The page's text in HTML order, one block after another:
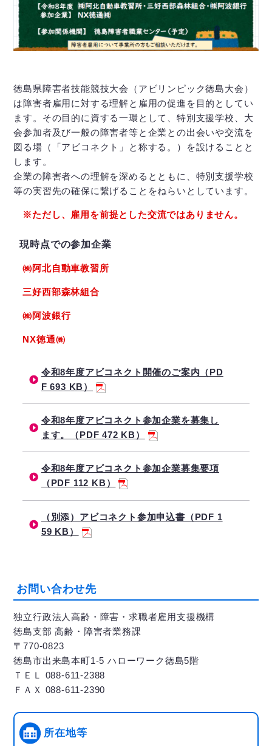
徳島県障害者技能競技大会（アビリンピック徳島大会）
は障害者雇用に対する理解と雇用の促進を目的としてい
ます。その目的に資する一環として、特別支援学校、大
会参加者及び一般の障害者等と企業との出会いや交流を
図る場（「アビコネクト」と称する。）を設けることと
します。
企業の障害者への理解を深めるとともに、特別支援学校
等の実習先の確保に繋げることをねらいとしています。
※ただし、雇用を前提とした交流ではありません。
現時点での参加企業
㈱阿北自動車教習所
三好西部森林組合
㈱阿波銀行
NX徳通㈱
令和8年度アビコネクト開催のご案内（PD
F 693 KB）
令和8年度アビコネクト参加企業を募集し
ます。（PDF 472 KB）
令和8年度アビコネクト参加企業募集要項
（PDF 112 KB）
（別添）アビコネクト参加申込書（PDF 1
59 KB）
お問い合わせ先
独立行政法人高齢・障害・求職者雇用支援機構
徳島支部 高齢・障害者業務課
〒770-0823
徳島市出来島本町1-5 ハローワーク徳島5階
ＴＥＬ 088-611-2388
ＦＡＸ 088-611-2390
所在地等